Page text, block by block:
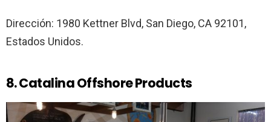
Dirección: 1980 Kettner Blvd, San Diego, CA 92101,
Estados Unidos.
8. Catalina Offshore Products